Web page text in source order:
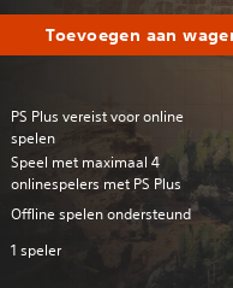
Toevoegen aan
PS Plus vereist voor online
spelen
Speel met maximaal 4
onlinespelers met PS Plus
Offline spelen ondersteund
1 speler